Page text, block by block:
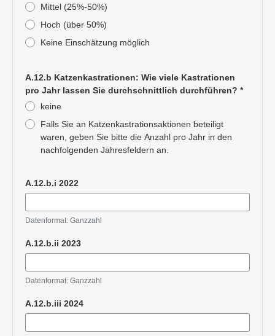
Mittel (25%-50%)
Hoch (über 50%)
Keine Einschätzung möglich
A.12.b Katzenkastrationen: Wie viele Kastrationen
pro Jahr lassen Sie durchschnittlich durchführen? *
keine
Falls Sie an Katzenkastrationsaktionen beteiligt
waren, geben Sie bitte die Anzahl pro Jahr in den
nachfolgenden Jahresfeldern an.
A.12.b.i 2022
Datenformat: Ganzzahl
A.12.b.ii 2023
Datenformat: Ganzzahl
A.12.b.iii 2024